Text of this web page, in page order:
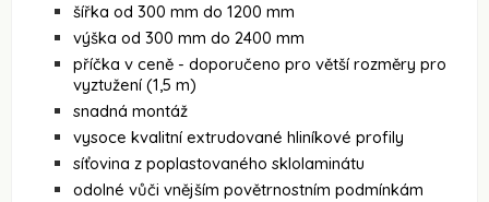
šířka od 300 mm do 1200 mm
výška od 300 mm do 2400 mm
příčka v ceně - doporučeno pro větší rozměry pro
vyztužení (1,5 m)
snadná montáž
vysoce kvalitní extrudované hliníkové profily
síťovina z poplastovaného sklolaminátu
odolné vůči vnějším povětrnostním podmínkám